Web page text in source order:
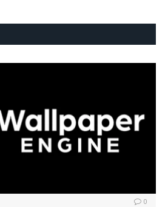
0